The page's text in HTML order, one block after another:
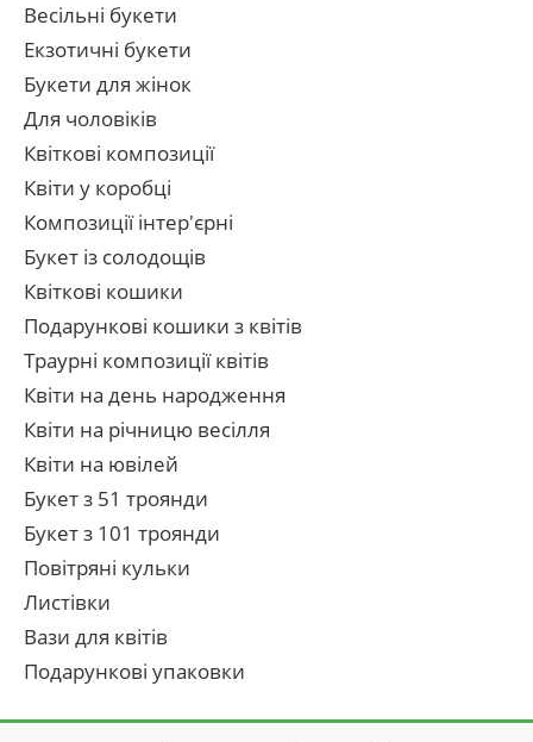
Весільні букети
Екзотичні букети
Букети для жінок
Для чоловіків
Квіткові композиції
Квіти у коробці
Композиції інтер'єрні
Букет із солодощів
Квіткові кошики
Подарункові кошики з квітів
Траурні композиції квітів
Квіти на день народження
Квіти на річницю весілля
Квіти на ювілей
Букет з 51 троянди
Букет з 101 троянди
Повітряні кульки
Листівки
Вази для квітів
Подарункові упаковки